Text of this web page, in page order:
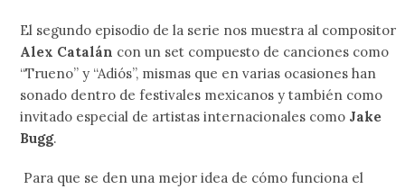
El segundo episodio de la serie nos muestra al compositor
Alex Catalán con un set compuesto de canciones como
“Trueno” y “Adiós”, mismas que en varias ocasiones han
sonado dentro de festivales mexicanos y también como
invitado especial de artistas internacionales como Jake
Bugg.
Para que se den una mejor idea de cómo funciona el